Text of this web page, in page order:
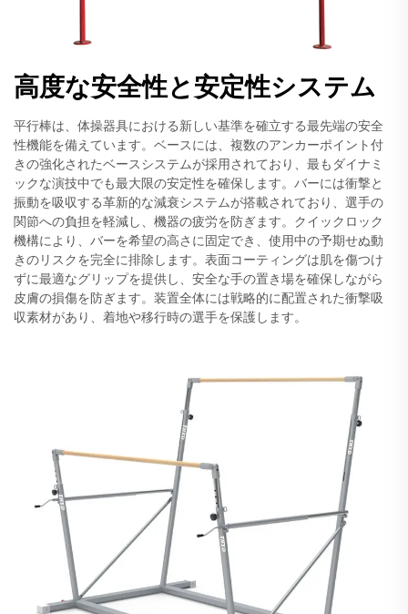
高度な安全性と安定性システム
平行棒は、体操器具における新しい基準を確立する最先端の安全
性機能を備えています。ベースには、複数のアンカーポイント付
きの強化されたベースシステムが採用されており、最もダイナミ
ックな演技中でも最大限の安定性を確保します。バーには衝撃と
振動を吸収する革新的な減衰システムが搭載されており、選手の
関節への負担を軽減し、機器の疲労を防ぎます。クイックロック
機構により、バーを希望の高さに固定でき、使用中の予期せぬ動
きのリスクを完全に排除します。表面コーティングは肌を傷つけ
ずに最適なグリップを提供し、安全な手の置き場を確保しながら
皮膚の損傷を防ぎます。装置全体には戦略的に配置された衝撃吸
収素材があり、着地や移行時の選手を保護します。